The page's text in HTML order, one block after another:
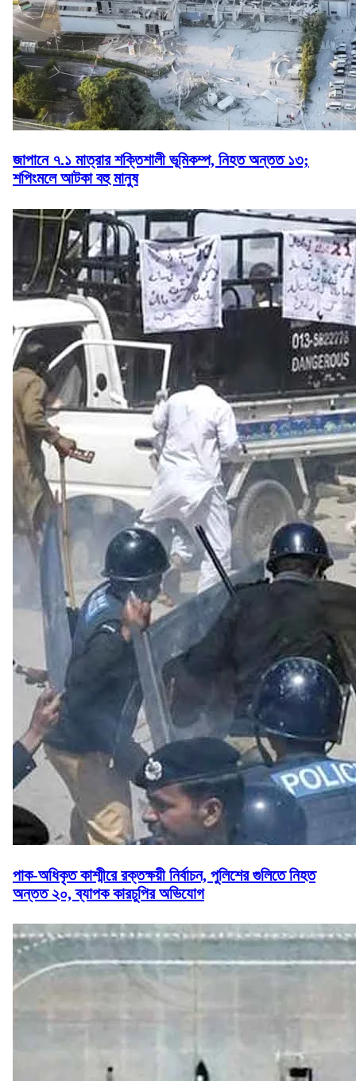
জাপানে ৭.১ মাত্রার শক্তিশালী ভূমিকম্প, নিহত অন্তত ১৩;
শপিংমলে আটকা বহু মানুষ
পাক-অধিকৃত কাশ্মীরে রক্তক্ষয়ী নির্বাচন, পুলিশের গুলিতে নিহত
অন্তত ২০, ব্যাপক কারচুপির অভিযোগ